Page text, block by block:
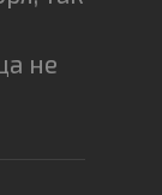
не